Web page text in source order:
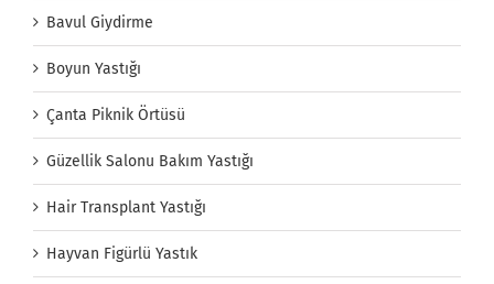
Bavul Giydirme
Boyun Yastığı
Çanta Piknik Örtüsü
Güzellik Salonu Bakım Yastığı
Hair Transplant Yastığı
Hayvan Figürlü Yastık